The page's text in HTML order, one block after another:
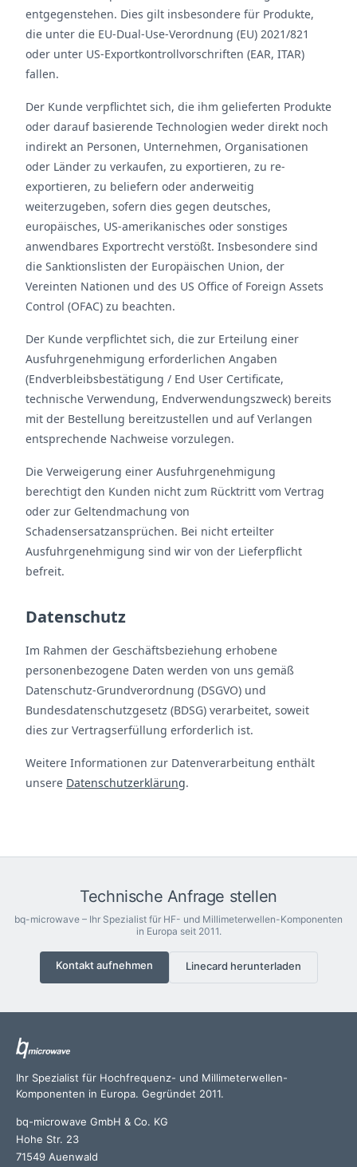
entgegenstehen. Dies gilt insbesondere für Produkte,
die unter die EU-Dual-Use-Verordnung (EU) 2021/821
oder unter US-Exportkontrollvorschriften (EAR, ITAR)
fallen.
Der Kunde verpflichtet sich, die ihm gelieferten Produkte
oder darauf basierende Technologien weder direkt noch
indirekt an Personen, Unternehmen, Organisationen
oder Länder zu verkaufen, zu exportieren, zu re-
exportieren, zu beliefern oder anderweitig
weiterzugeben, sofern dies gegen deutsches,
europäisches, US-amerikanisches oder sonstiges
anwendbares Exportrecht verstößt. Insbesondere sind
die Sanktionslisten der Europäischen Union, der
Vereinten Nationen und des US Office of Foreign Assets
Control (OFAC) zu beachten.
Der Kunde verpflichtet sich, die zur Erteilung einer
Ausfuhrgenehmigung erforderlichen Angaben
(Endverbleibsbestätigung / End User Certificate,
technische Verwendung, Endverwendungszweck) bereits
mit der Bestellung bereitzustellen und auf Verlangen
entsprechende Nachweise vorzulegen.
Die Verweigerung einer Ausfuhrgenehmigung
berechtigt den Kunden nicht zum Rücktritt vom Vertrag
oder zur Geltendmachung von
Schadensersatzansprüchen. Bei nicht erteilter
Ausfuhrgenehmigung sind wir von der Lieferpflicht
befreit.
Datenschutz
Im Rahmen der Geschäftsbeziehung erhobene
personenbezogene Daten werden von uns gemäß
Datenschutz-Grundverordnung (DSGVO) und
Bundesdatenschutzgesetz (BDSG) verarbeitet, soweit
dies zur Vertragserfüllung erforderlich ist.
Weitere Informationen zur Datenverarbeitung enthält
unsere Datenschutzerklärung.
Technische Anfrage stellen
bq-microwave – Ihr Spezialist für HF- und Millimeterwellen-Komponenten
in Europa seit 2011.
Kontakt aufnehmen Linecard herunterladen
Ihr Spezialist für Hochfrequenz- und Millimeterwellen-
Komponenten in Europa. Gegründet 2011.
bq-microwave GmbH & Co. KG
Hohe Str. 23
71549 Auenwald